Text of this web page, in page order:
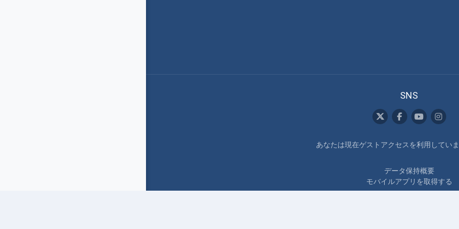
SNS
あなたは現在ゲストアクセスを利用してい
データ保持概要
モバイルアプリを取得する